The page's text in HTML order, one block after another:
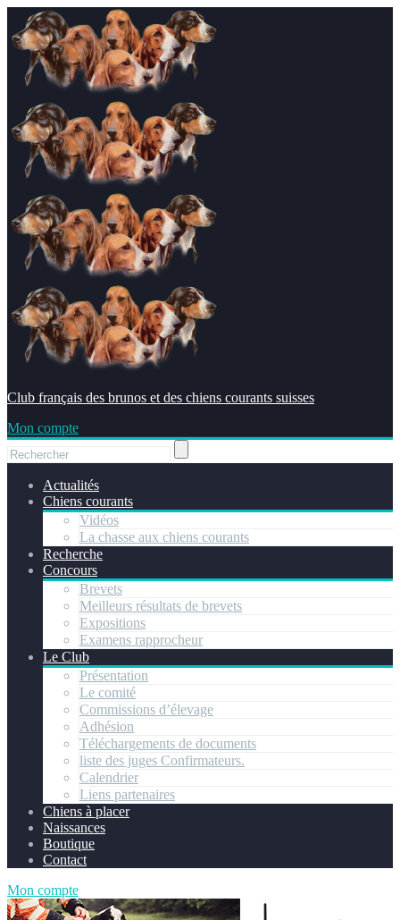
Club français des brunos et des chiens courants suisses
Mon compte
Actualités
Chiens courants
Vidéos
La chasse aux chiens courants
Recherche
Concours
Brevets
Meilleurs résultats de brevets
Expositions
Examens rapprocheur
Le Club
Présentation
Le comité
Commissions d’élevage
Adhésion
Téléchargements de documents
liste des juges Confirmateurs.
Calendrier
Liens partenaires
Chiens à placer
Naissances
Boutique
Contact
Mon compte